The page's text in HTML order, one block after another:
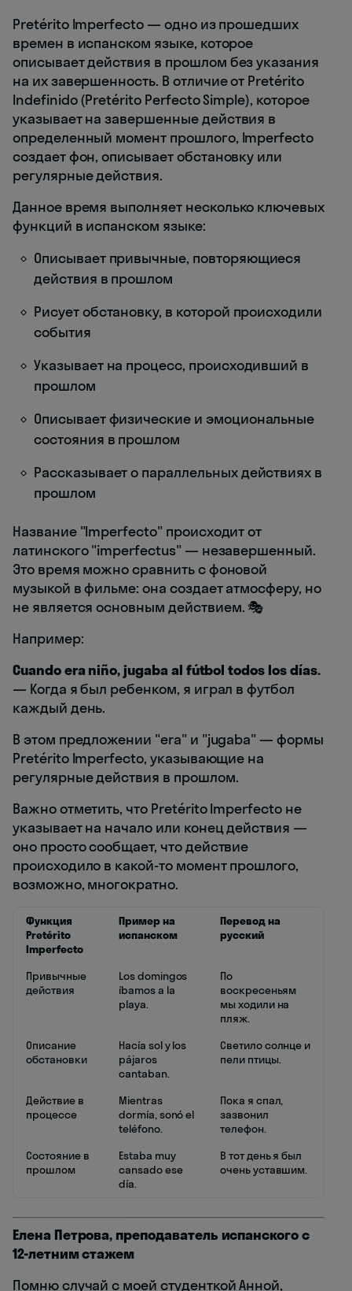
Pretérito Imperfecto — одно из прошедших
времен в испанском языке, которое
описывает действия в прошлом без указания
на их завершенность. В отличие от Pretérito
Indefinido (Pretérito Perfecto Simple), которое
указывает на завершенные действия в
определенный момент прошлого, Imperfecto
создает фон, описывает обстановку или
регулярные действия.
Данное время выполняет несколько ключевых
функций в испанском языке:
Описывает привычные, повторяющиеся
действия в прошлом
Рисует обстановку, в которой происходили
события
Указывает на процесс, происходивший в
прошлом
Описывает физические и эмоциональные
состояния в прошлом
Рассказывает о параллельных действиях в
прошлом
Название "Imperfecto" происходит от
латинского "imperfectus" — незавершенный.
Это время можно сравнить с фоновой
музыкой в фильме: она создает атмосферу, но
не является основным действием. 🎭
Например:
Cuando era niño, jugaba al fútbol todos los días.
— Когда я был ребенком, я играл в футбол
каждый день.
В этом предложении "era" и "jugaba" — формы
Pretérito Imperfecto, указывающие на
регулярные действия в прошлом.
Важно отметить, что Pretérito Imperfecto не
указывает на начало или конец действия —
оно просто сообщает, что действие
происходило в какой-то момент прошлого,
возможно, многократно.
Функция
Pretérito
Imperfecto
Пример на
испанском
Перевод на
русский
Привычные
действия
Los domingos
íbamos a la
playa.
По
воскресеньям
мы ходили на
пляж.
Описание
обстановки
Hacía sol y los
pájaros
cantaban.
Светило солнце и
пели птицы.
Действие в
процессе
Mientras
dormía, sonó el
teléfono.
Пока я спал,
зазвонил
телефон.
Состояние в
прошлом
Estaba muy
cansado ese
día.
В тот день я был
очень уставшим.
Елена Петрова, преподаватель испанского с
12-летним стажем
Помню случай с моей студенткой Анной,